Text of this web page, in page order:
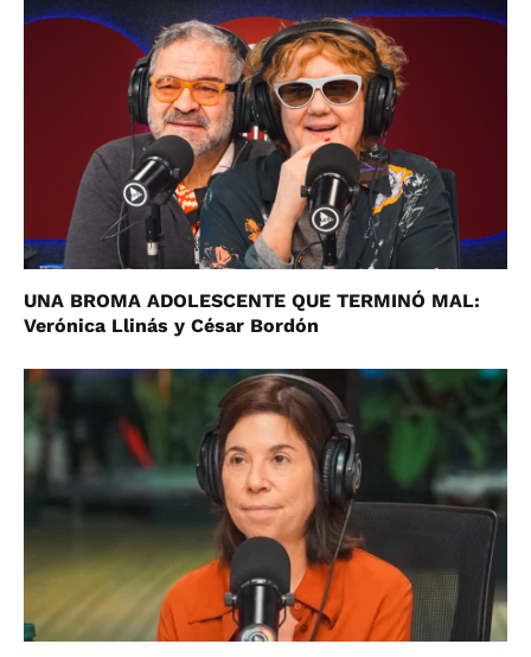
UNA BROMA ADOLESCENTE QUE TERMINÓ MAL:
Verónica Llinás y César Bordón